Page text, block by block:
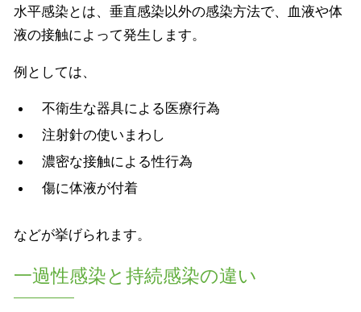
水平感染とは、垂直感染以外の感染方法で、血液や体
液の接触によって発生します。
例としては、
不衛生な器具による医療行為
注射針の使いまわし
濃密な接触による性行為
傷に体液が付着
などが挙げられます。
一過性感染と持続感染の違い